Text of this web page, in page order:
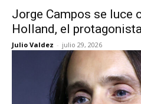
Jorge Campos se luce
Holland, el
Julio Valdez - julio 29, 2026